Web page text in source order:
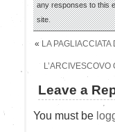
any responses to this
site.
« LA
Leave a
You must be